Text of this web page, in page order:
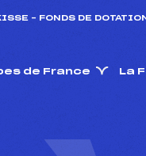
– FONDS DE DOTATION
de France La